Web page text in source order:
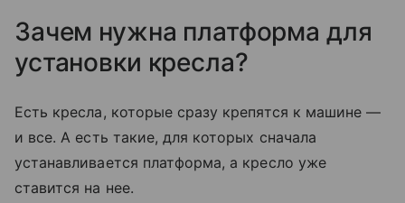
Зачем нужна платформа для
установки кресла?
Есть кресла, которые сразу крепятся к машине —
и все. А есть такие, для которых сначала
устанавливается платформа, а кресло уже
ставится на нее.